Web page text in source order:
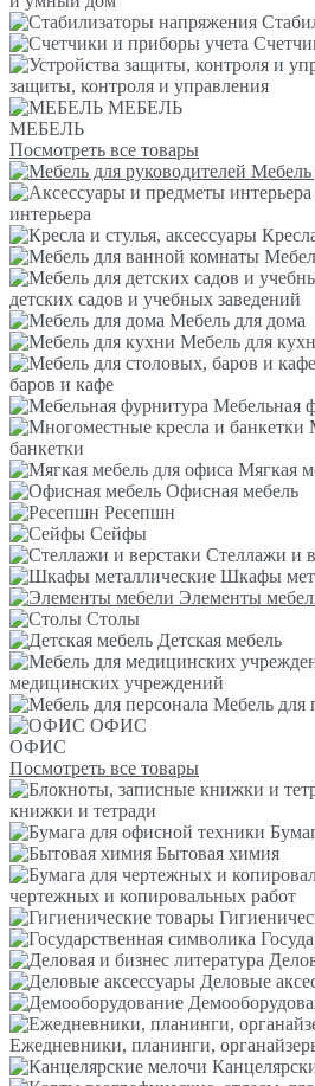
защиты, контроля и управления
МЕБЕЛЬ
МЕБЕЛЬ
Посмотреть все товары
Мебель
интерьера
детских садов и учебных заведений
Мебель для дома
Мебель для
баров и кафе
Мебельная
банкетки
Мягкая
Офисная мебель
Ресепшн
Сейфы
Стеллажи и
Шкафы
Элементы
Столы
Детская мебель
медицинских учреждений
Мебель для
ОФИС
ОФИС
Посмотреть все товары
книжки и тетради
Бытовая химия
чертежных и копировальных работ
Деловые
Ежедневники, планинги,